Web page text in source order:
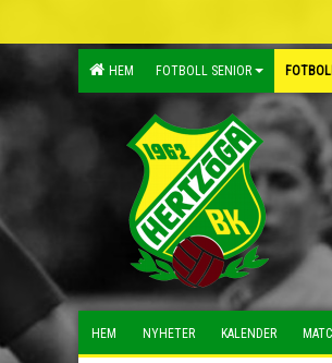
HEM FOTBOLL SENIOR
HEM NYHETER KALENDER